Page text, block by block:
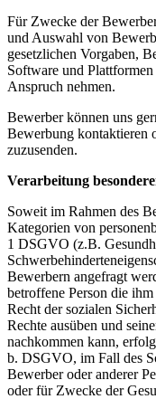
Für Zwecke der
und Auswahl von
gesetzlichen Vorgaben,
Software und
Anspruch nehmen.
Bewerber können uns
Bewerbung kontaktieren
zuzusenden.
Verarbeitung
Soweit im Rahmen des
Kategorien von
1 DSGVO (z.B.
Bewerbern angefragt
betroffene Person die
Recht der sozialen
Rechte ausüben und
nachkommen kann,
b. DSGVO, im Fall des
Bewerber oder anderer
oder für Zwecke der